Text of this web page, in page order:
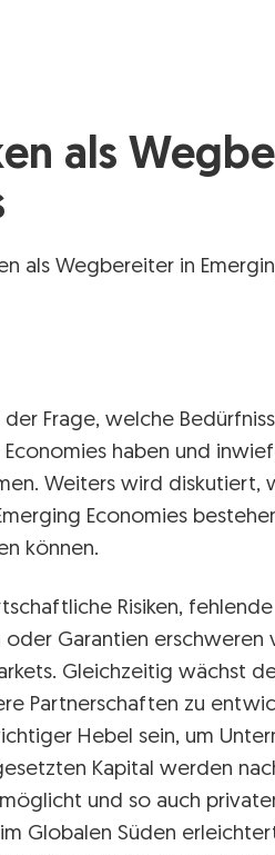
als
als Wegbereiter in
Frage, welche
haben und
Weiters wird diskutiert,
Economies
können.
Risiken,
Garantien erschweren
Gleichzeitig wächst
Partnerschaften zu
Hebel sein, um
Kapital werden
und so auch
Globalen Süden